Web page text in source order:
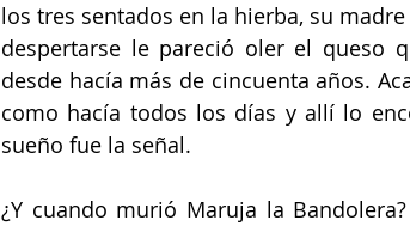
los tres sentados en la hierba, su
despertarse le pareció oler el queso
desde hacía más de cincuenta años.
como hacía todos los días y allí lo
sueño fue la señal.
¿Y cuando murió Maruja la